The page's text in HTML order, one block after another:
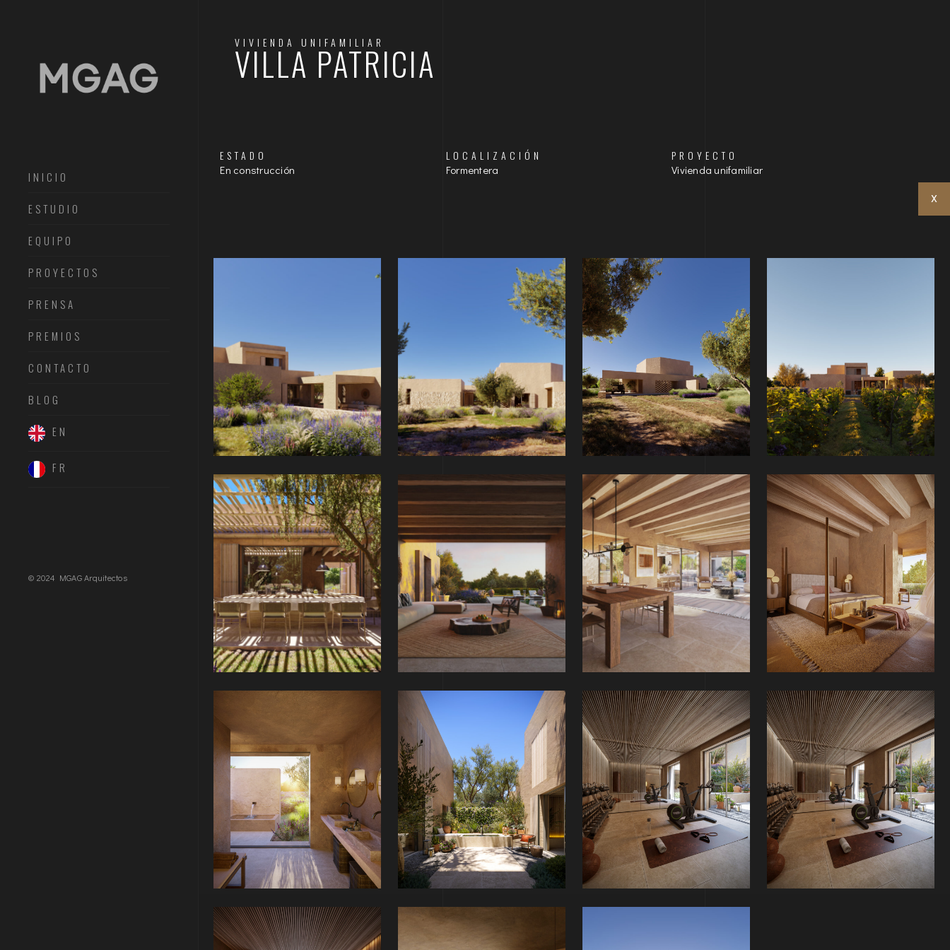
INICIO
ESTUDIO
EQUIPO
PROYECTOS
PRENSA
PREMIOS
CONTACTO
BLOG
EN
FR
© 2024 MGAG Arquitectos
VIVIENDA UNIFAMILIAR
VILLA PATRICIA
ESTADO
En construcción
LOCALIZACIÓN
Formentera
X
PROYECTO
Vivienda unifamiliar